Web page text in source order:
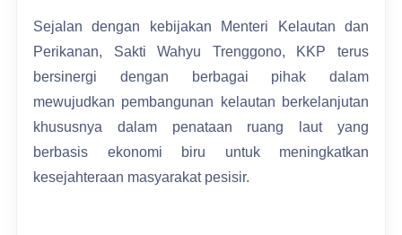
Sejalan dengan kebijakan Menteri Kelautan dan
Perikanan, Sakti Wahyu Trenggono, KKP terus
bersinergi dengan berbagai pihak dalam
mewujudkan pembangunan kelautan berkelanjutan
khususnya dalam penataan ruang laut yang
berbasis ekonomi biru untuk meningkatkan
kesejahteraan masyarakat pesisir.